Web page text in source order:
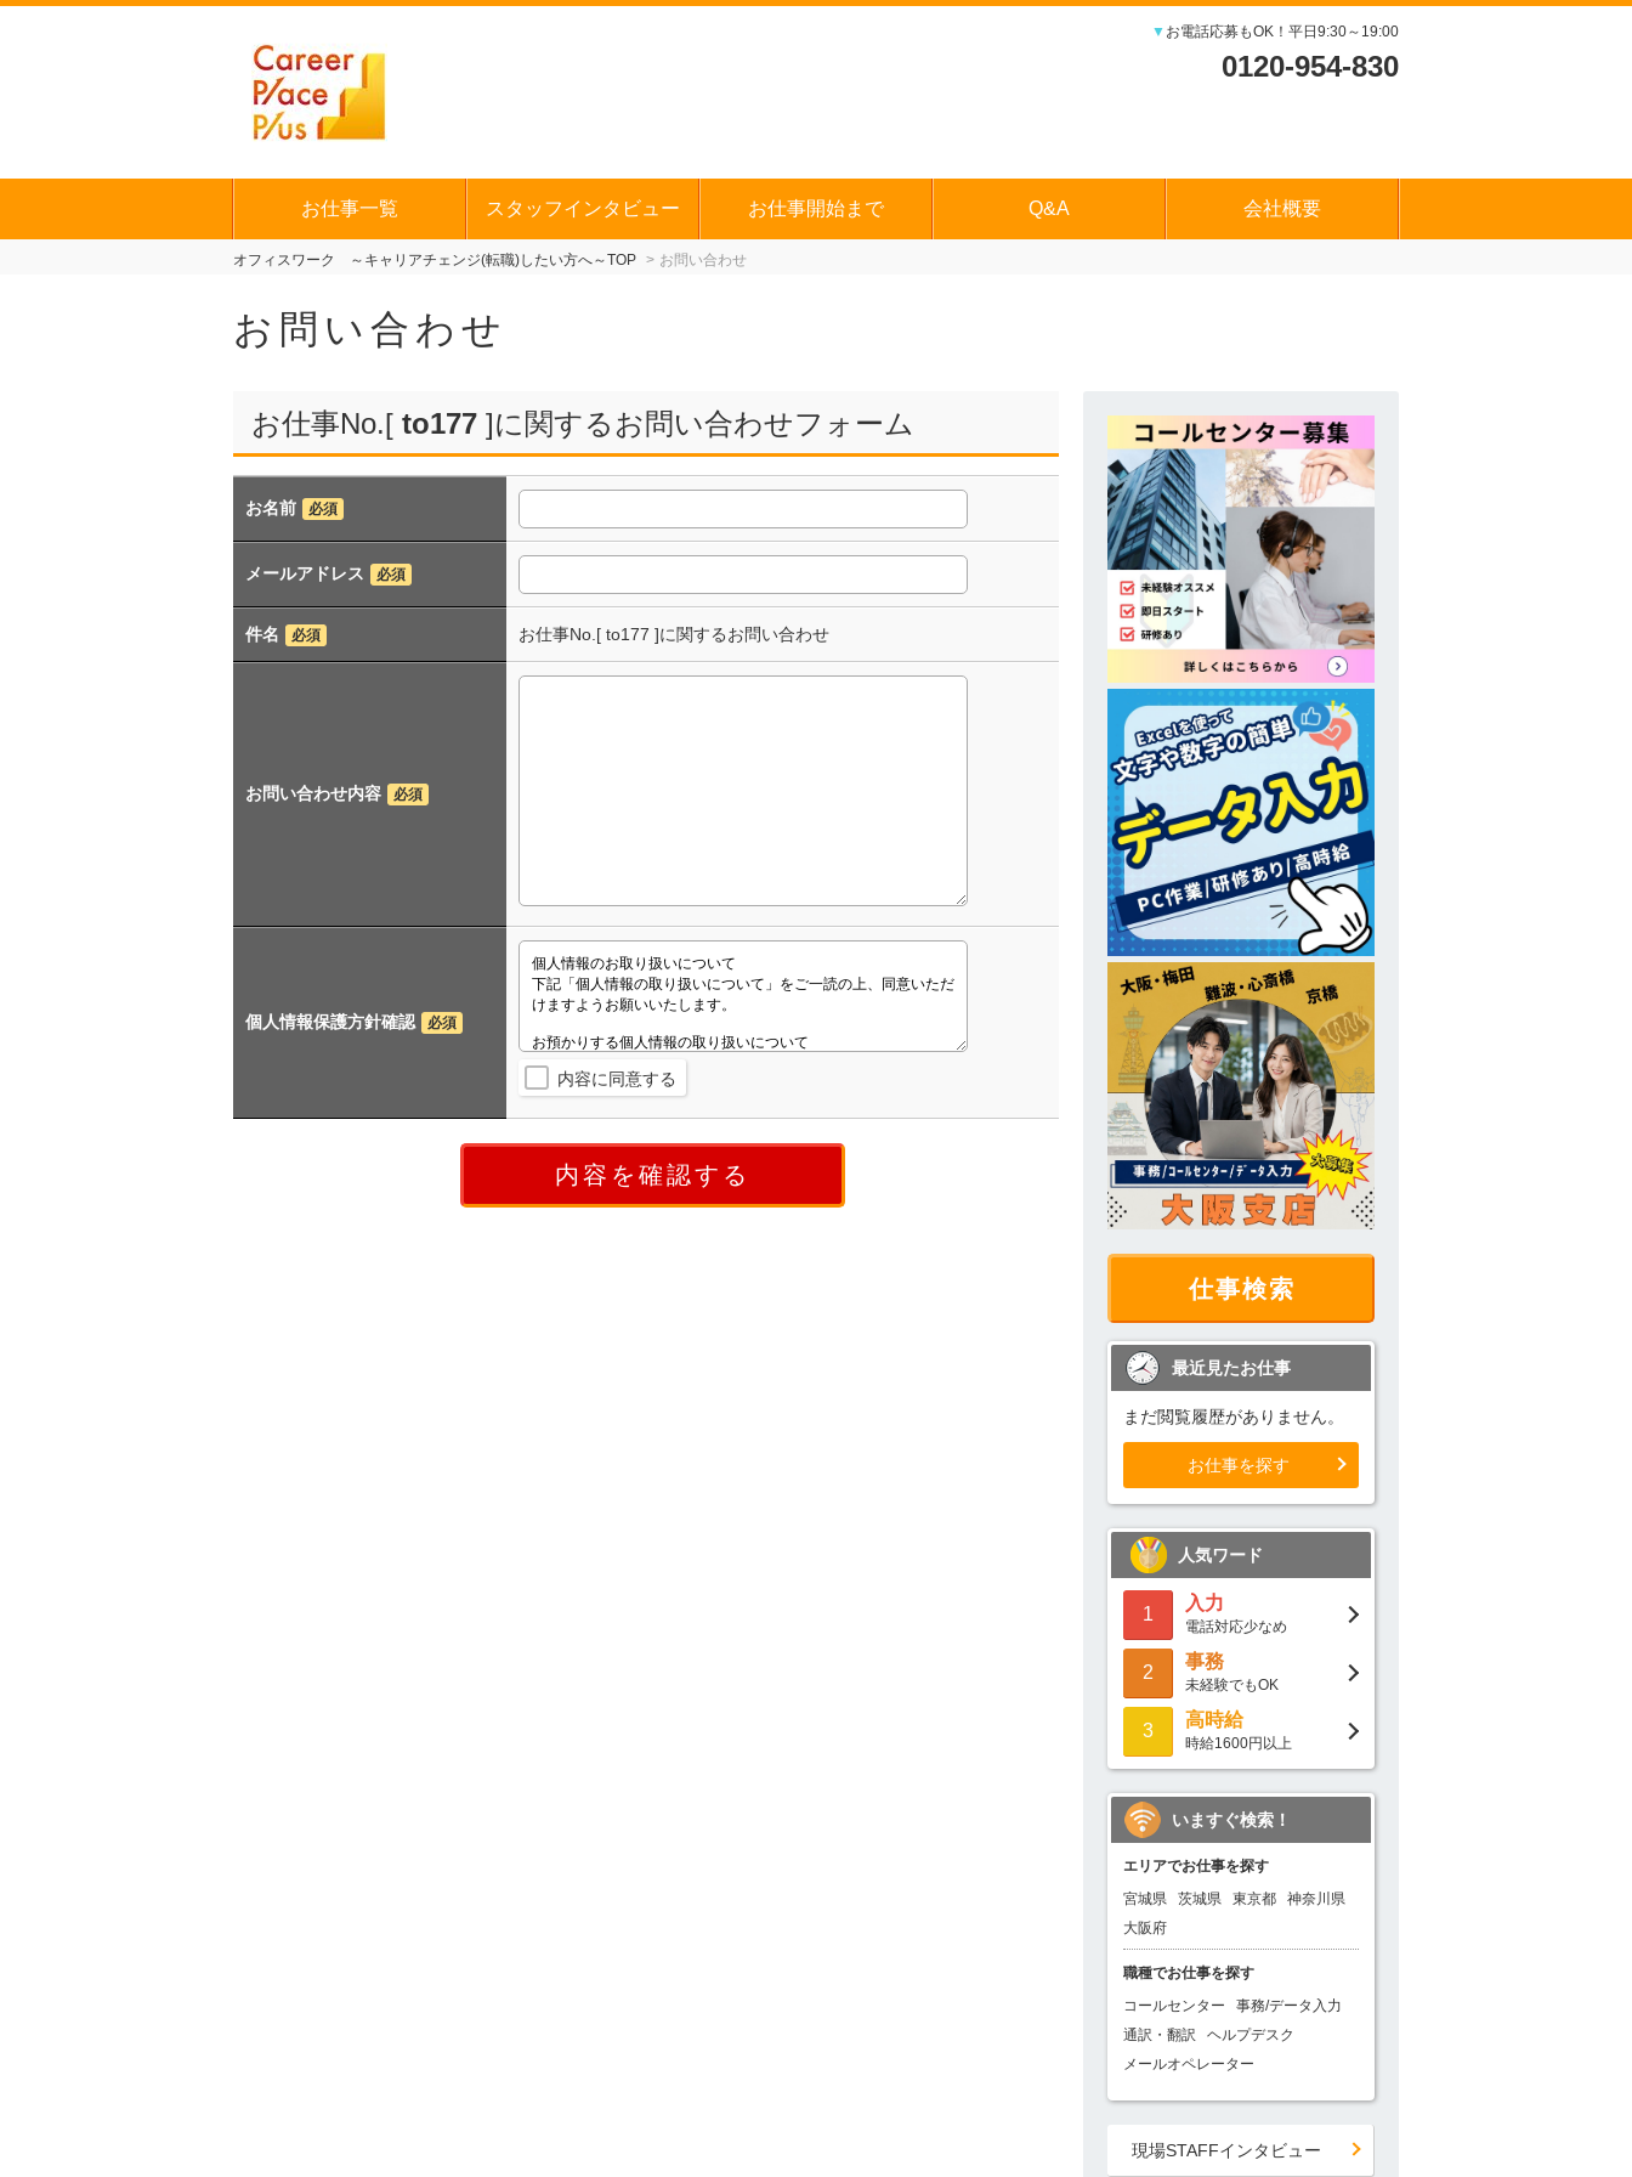
▼ お電話応募もOK！平日9:30～19:00
0120-954-830
お仕事一覧 スタッフインタビュー お仕事開始まで Q&A 会社概要
オフィスワーク ～キャリアチェンジ(転職)したい方へ～TOP お問い合わせ
お問い合わせ
お仕事No.[ to177 ]に関するお問い合わせフォーム
お名前 必須
メールアドレス 必須
件名 必須 お仕事No.[ to177 ]に関するお問い合わせ
お問い合わせ内容 必須
個人情報保護方針確認 必須
内容に同意する
仕事検索
最近見たお仕事
まだ閲覧履歴がありません。
お仕事を探す
人気ワード
1
入力
電話対応少なめ
2
事務
未経験でもOK
3
高時給
時給1600円以上
いますぐ検索！
エリアでお仕事を探す
宮城県
茨城県 東京都
神奈川県
大阪府
職種でお仕事を探す
コールセンター
事務/データ入力
通訳・翻訳
ヘルプデスク
メールオペレーター
現場STAFFインタビュー